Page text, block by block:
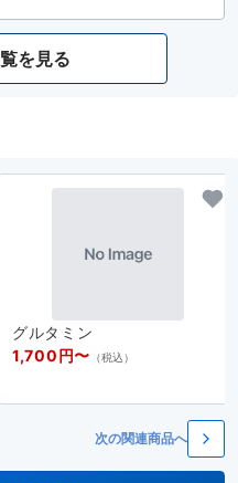
を見る
グルタミン
1,700円〜 （税込）
次の関連商品へ